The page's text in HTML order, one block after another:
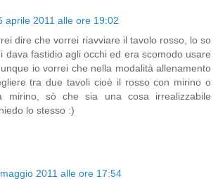
aprile 2011 alle ore 19:02
dire che vorrei riavviare il tavolo rosso, lo so
dava fastidio agli occhi ed era scomodo usare
io vorrei che nella modalità allenamento
tra due tavoli cioè il rosso con mirino o
mirino, sò che sia una cosa irrealizzabile
lo stesso :)
2011 alle ore 17:54